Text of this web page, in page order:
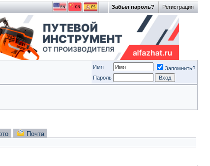
Регистрация
Забыл пароль?
Имя
Запомнить?
Пароль
Почта